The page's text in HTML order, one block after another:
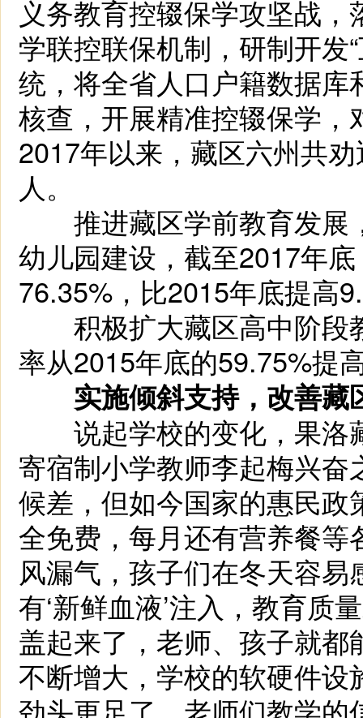
义务教育控辍保学攻坚战
学联控联保机制，研制开发
统，将全省人口户籍数据
核查，开展精准控辍保学
2017年以来，藏区六州共
人。
推进藏区学前教育发展
幼儿园建设，截至2017年
76.35%，比2015年底提高
积极扩大藏区高中阶段
率从2015年底的59.75%提
实施倾斜支持，改善藏
说起学校的变化，果洛
寄宿制小学教师李起梅兴奋
候差，但如今国家的惠民
全免费，每月还有营养餐
风漏气，孩子们在冬天容
有‘新鲜血液’注入，教育质
盖起来了，老师、孩子就
不断增大，学校的软硬件设